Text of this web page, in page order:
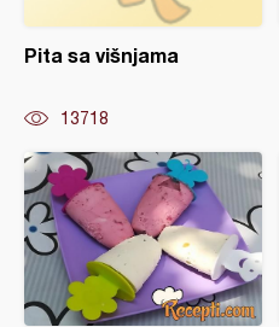
Pita sa višnjama
13718